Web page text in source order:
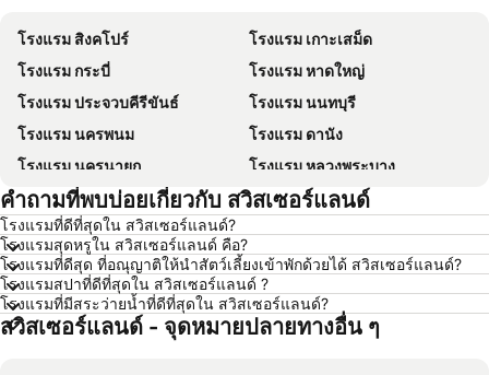
โรงแรม สิงคโปร์
โรงแรม เกาะเสม็ด
โรงแรม กระบี่
โรงแรม หาดใหญ่
โรงแรม ประจวบคีรีขันธ์
โรงแรม นนทบุรี
โรงแรม นครพนม
โรงแรม ดานัง
โรงแรม นครนายก
โรงแรม หลวงพระบาง
โรงแรม เกาะล้าน
โรงแรม ซินยี่
โรงแรม ระยอง
โรงแรม สระบุรี
โรงแรม นครราชสีมา
โรงแรม หาดป่าตอง
โรงแรม อุดรธานี
โรงแรม เวียงจันทน์
โรงแรม เกาะหลีเป๊ะ
คำถามที่พบบ่อยเกี่ยวกับ สวิสเซอร์แลนด์
โรงแรมที่ดีที่สุดใน สวิสเซอร์แลนด์?
โรงแรมสุดหรูใน สวิสเซอร์แลนด์ คือ?
โรงแรมที่ดีสุด ที่อณุญาติให้นำสัตว์เลี้ยงเข้าพักด้วยได้ สวิสเซอร์แลนด์?
โรงแรมสปาที่ดีที่สุดใน สวิสเซอร์แลนด์ ?
โรงแรมที่มีสระว่ายน้ำที่ดีที่สุดใน สวิสเซอร์แลนด์?
สวิสเซอร์แลนด์ - จุดหมายปลายทางอื่น ๆ